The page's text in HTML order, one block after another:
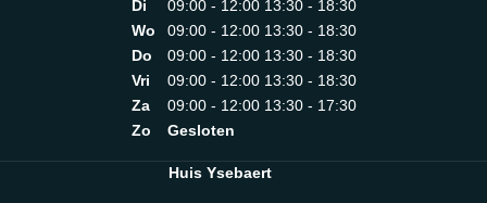
giri/minRPM MIN: 8150 giri/minAnti-slip handvat:
JaBevestiging accessoires: Twist & lockGeïntegreerde
kabel: JaAfmetingen handblender: 6,5 x 6,5 x 41,3 cm
Di
09:00 - 12:00 13:30 - 18:30
Wo
09:00 - 12:00 13:30 - 18:30
Do
09:00 - 12:00 13:30 - 18:30
Vri
09:00 - 12:00 13:30 - 18:30
Za
09:00 - 12:00 13:30 - 17:30
Zo
Gesloten
Huis Ysebaert